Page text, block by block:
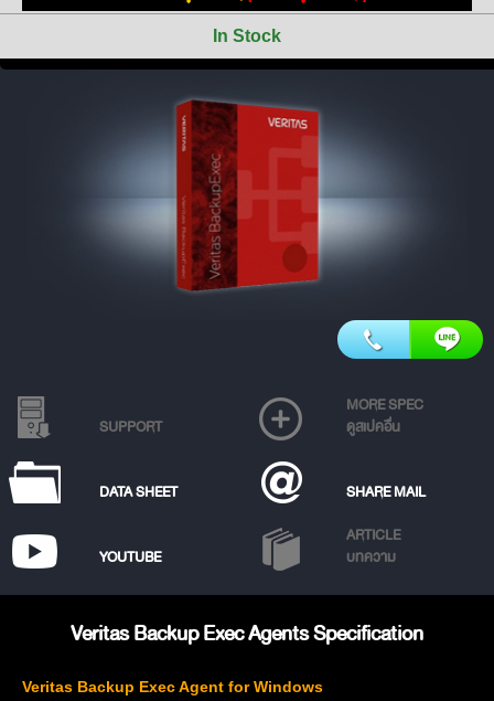
In Stock
SUPPORT
MORE SPEC
ดูสเปคอื่น
DATA SHEET SHARE MAIL
YOUTUBE
ARTICLE
บทความ
Veritas Backup Exec Agents Specification
Veritas Backup Exec Agent for Windows